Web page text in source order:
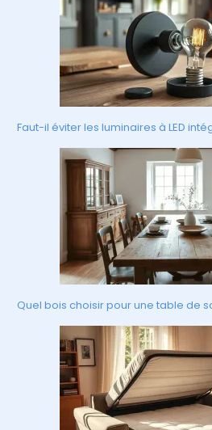
Faut-il éviter les luminaires à LED
Quel bois choisir pour une table de